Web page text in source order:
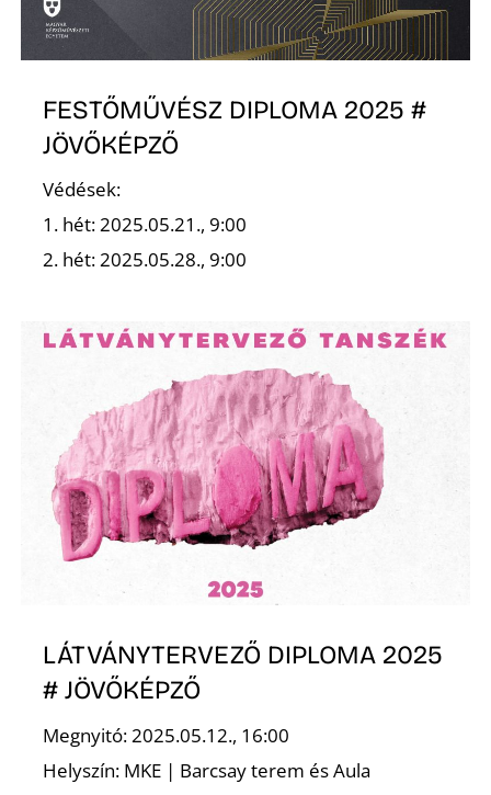
FESTŐMŰVÉSZ DIPLOMA 2025 #
JÖVŐKÉPZŐ
Védések:
1. hét: 2025.05.21., 9:00
2. hét: 2025.05.28., 9:00
LÁTVÁNYTERVEZŐ DIPLOMA 2025
# JÖVŐKÉPZŐ
Megnyitó: 2025.05.12., 16:00
Helyszín: MKE | Barcsay terem és Aula